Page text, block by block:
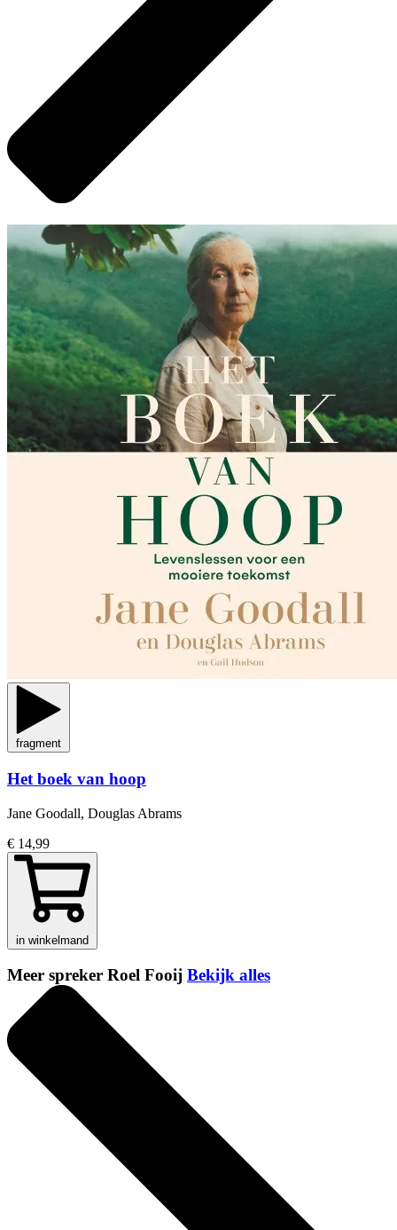
fragment
Het boek van hoop
Jane Goodall, Douglas Abrams
€ 14,99
in winkelmand
Meer spreker Roel Fooij Bekijk alles